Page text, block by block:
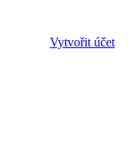
Vytvořit účet